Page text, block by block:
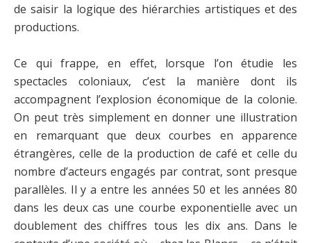
de saisir la logique des hiérarchies artistiques et des
productions.
Ce qui frappe, en effet, lorsque l’on étudie les
spectacles coloniaux, c’est la manière dont ils
accompagnent l’explosion économique de la colonie.
On peut très simplement en donner une illustration
en remarquant que deux courbes en apparence
étrangères, celle de la production de café et celle du
nombre d’acteurs engagés par contrat, sont presque
parallèles. Il y a entre les années 50 et les années 80
dans les deux cas une courbe exponentielle avec un
doublement des chiffres tous les dix ans. Dans le